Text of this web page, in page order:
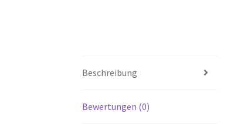
Beschreibung
Bewertungen (0)